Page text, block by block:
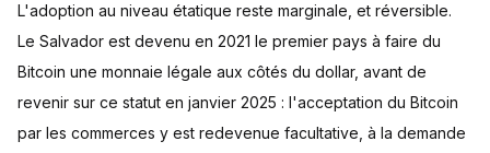
L'adoption au niveau étatique reste marginale, et réversible.
Le Salvador est devenu en 2021 le premier pays à faire du
Bitcoin une monnaie légale aux côtés du dollar, avant de
revenir sur ce statut en janvier 2025 : l'acceptation du Bitcoin
par les commerces y est redevenue facultative, à la demande